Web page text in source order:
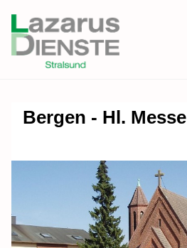
Bergen - Hl. Messe